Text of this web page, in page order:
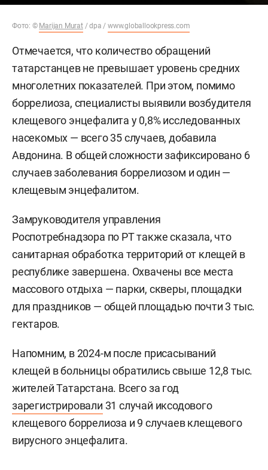
Фото: © Marijan Murat/ dpa /www.globallookpress.com
Отмечается, что количество обращений
татарстанцев не превышает уровень средних
многолетних показателей. При этом, помимо
боррелиоза, специалисты выявили возбудителя
клещевого энцефалита у 0,8% исследованных
насекомых — всего 35 случаев, добавила
Авдонина. В общей сложности зафиксировано 6
случаев заболевания боррелиозом и один —
клещевым энцефалитом.
Замруководителя управления
Роспотребнадзора по РТ также сказала, что
санитарная обработка территорий от клещей в
республике завершена. Охвачены все места
массового отдыха — парки, скверы, площадки
для праздников — общей площадью почти 3 тыс.
гектаров.
Напомним, в 2024-м после присасываний
клещей в больницы обратились свыше 12,8 тыс.
жителей Татарстана. Всего за год
зарегистрировали 31 случай иксодового
клещевого боррелиоза и 9 случаев клещевого
вирусного энцефалита.